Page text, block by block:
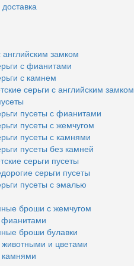
английским замком
с фианитами
с камнем
серьги с английским замком
пусеты с фианитами
пусеты с жемчугом
пусеты с камнями
пусеты без камней
серьги пусеты
серьги пусеты
пусеты с эмалью
броши с жемчугом
броши булавки
и цветами